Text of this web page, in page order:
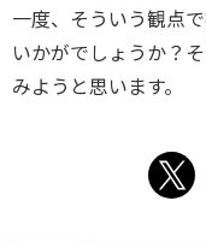
一度、そういう観点
いかがでしょうか？
みようと思います。